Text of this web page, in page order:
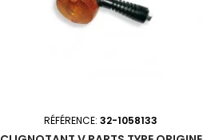
RÉFÉRENCE:32-1058133